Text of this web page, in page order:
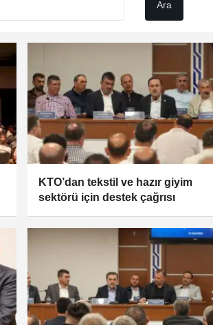
KTO’dan tekstil ve hazır giyim
sektörü için destek çağrısı